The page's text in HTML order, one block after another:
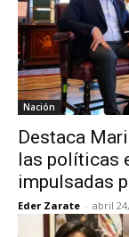
Nación
Destaca
las políticas
impulsadas
Eder Zarate - abril